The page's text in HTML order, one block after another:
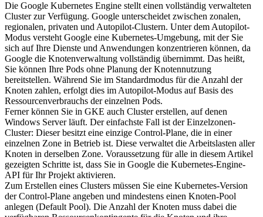
Die Google Kubernetes Engine stellt einen vollständig verwalteten
Cluster zur Verfügung. Google unterscheidet zwischen zonalen,
regionalen, privaten und Autopilot-Clustern. Unter dem Autopilot-
Modus versteht Google eine Kubernetes-Umgebung, mit der Sie
sich auf Ihre Dienste und Anwendungen konzentrieren können, da
Google die Knotenverwaltung vollständig übernimmt. Das heißt,
Sie können Ihre Pods ohne Planung der Knotennutzung
bereitstellen. Während Sie im Standardmodus für die Anzahl der
Knoten zahlen, erfolgt dies im Autopilot-Modus auf Basis des
Ressourcenverbrauchs der einzelnen Pods.
Ferner können Sie in GKE auch Cluster erstellen, auf denen
Windows Server läuft. Der einfachste Fall ist der Einzelzonen-
Cluster: Dieser besitzt eine einzige Control-Plane, die in einer
einzelnen Zone in Betrieb ist. Diese verwaltet die Arbeitslasten aller
Knoten in derselben Zone. Voraussetzung für alle in diesem Artikel
gezeigten Schritte ist, dass Sie in Google die Kubernetes-Engine-
API für Ihr Projekt aktivieren.
Zum Erstellen eines Clusters müssen Sie eine Kubernetes-Version
der Control-Plane angeben und mindestens einen Knoten-Pool
anlegen (Default Pool). Die Anzahl der Knoten muss dabei die